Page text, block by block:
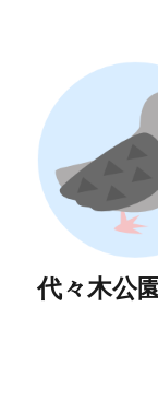
代々木公